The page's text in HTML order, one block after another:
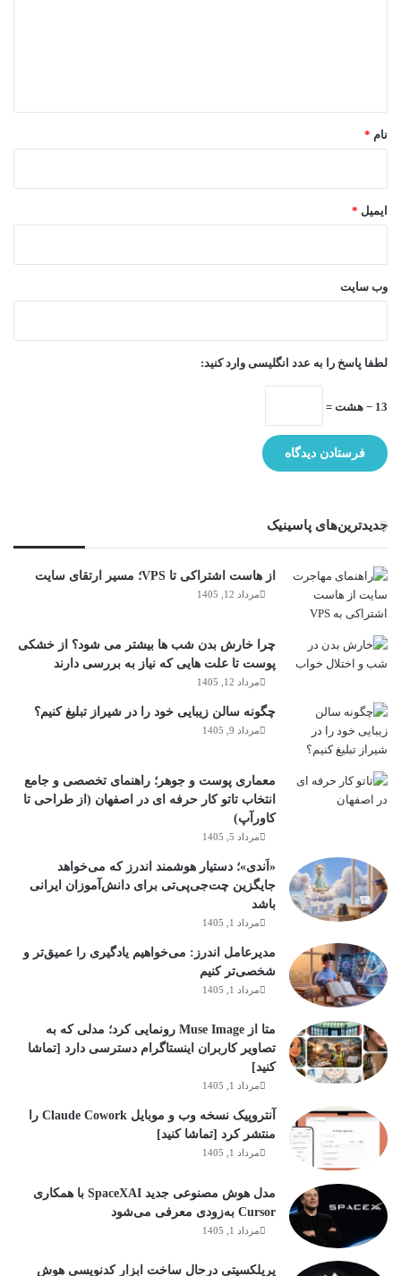
نام *
ایمیل *
وب‌ سایت
لطفا پاسخ را به عدد انگلیسی وارد کنید:
13 − هشت =
جدیدترین‌های پاسینیک
از هاست اشتراکی تا VPS؛ مسیر ارتقای سایت
مرداد 12, 1405
چرا خارش بدن شب ها بیشتر می شود؟ از خشکی
پوست تا علت هایی که نیاز به بررسی دارند
مرداد 12, 1405
چگونه سالن زیبایی خود را در شیراز تبلیغ کنیم؟
مرداد 9, 1405
معماری پوست و جوهر؛ راهنمای تخصصی و جامع
انتخاب تاتو کار حرفه ای در اصفهان (از طراحی تا
کاورآپ)
مرداد 5, 1405
«اَندی»؛ دستیار هوشمند اندرز که می‌خواهد
جایگزین چت‌جی‌پی‌تی برای دانش‌آموزان ایرانی
باشد
مرداد 1, 1405
مدیرعامل اندرز: می‌خواهیم یادگیری را عمیق‌تر و
شخصی‌تر کنیم
مرداد 1, 1405
متا از Muse Image رونمایی کرد؛ مدلی که به
تصاویر کاربران اینستاگرام دسترسی دارد [تماشا
کنید]
مرداد 1, 1405
آنتروپیک نسخه وب و موبایل Claude Cowork را
منتشر کرد [تماشا کنید]
مرداد 1, 1405
مدل هوش مصنوعی جدید SpaceXAI با همکاری
Cursor به‌زودی معرفی می‌شود
مرداد 1, 1405
پرپلکسیتی درحال ساخت ابزار کدنویسی هوش